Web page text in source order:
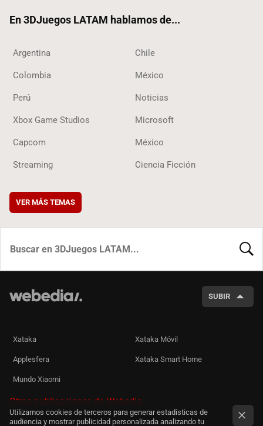
En 3DJuegos LATAM hablamos de...
Argentina Chile
Colombia México
Perú Noticias
Xbox Game Studios Microsoft
Capcom México
Streaming Ciencia Ficción
VER MÁS TEMAS
SUBIR
Xataka Xataka Móvil
Applesfera Xataka Smart Home
Mundo Xiaomi
Otras publicaciones de Webedia
Utilizamos cookies de terceros para generar estadísticas de
audiencia y mostrar publicidad personalizada analizando tu